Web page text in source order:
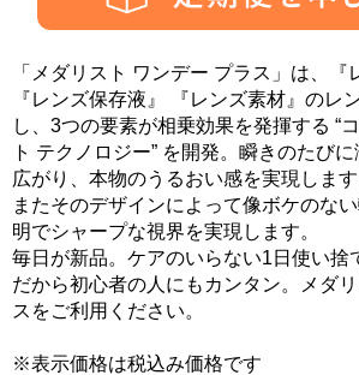
「メダリスト ワンデー プラス」は、『
『レンズ保存液』 『レンズ素材』のレ
し、3つの要素が相乗効果を発揮する “
ト テクノロジー” を開発。瞬きのたび
広がり、本物のうるおい感を実現します
またそのデザインによって像ボケのな
明でシャープな視界を実現します。
毎日が新品。ケアのいらない1日使い捨
だから初心者の人にもカンタン。メダ
スをご利用ください。
※表示価格は税込み価格です